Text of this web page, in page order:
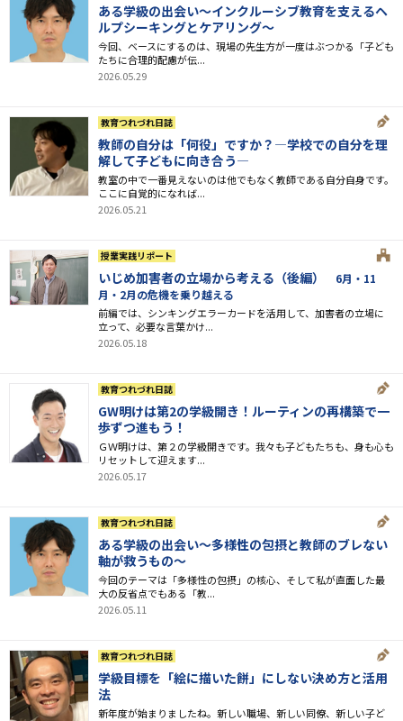
ある学級の出会い～インクルーシブ教育を支えるヘ
ルプシーキングとケアリング～
今回、ベースにするのは、現場の先生方が一度はぶつかる「子ども
たちに合理的配慮が伝...
2026.05.29
教育つれづれ日誌
教師の自分は「何役」ですか？―学校での自分を理
解して子どもに向き合う―
教室の中で一番見えないのは他でもなく教師である自分自身です。
ここに自覚的になれば...
2026.05.21
授業実践リポート
いじめ加害者の立場から考える（後編）
6月・11
月・2月の危機を乗り越える
前編では、シンキングエラーカードを活用して、加害者の立場に
立って、必要な言葉かけ...
2026.05.18
教育つれづれ日誌
GW明けは第2の学級開き！ルーティンの再構築で一
歩ずつ進もう！
ＧＷ明けは、第２の学級開きです。我々も子どもたちも、身も心も
リセットして迎えます...
2026.05.17
教育つれづれ日誌
ある学級の出会い～多様性の包摂と教師のブレない
軸が救うもの～
今回のテーマは「多様性の包摂」の核心、そして私が直面した最
大の反省点でもある「教...
2026.05.11
教育つれづれ日誌
学級目標を「絵に描いた餅」にしない決め方と活用
法
新年度が始まりましたね。新しい職場、新しい同僚、新しい子ど